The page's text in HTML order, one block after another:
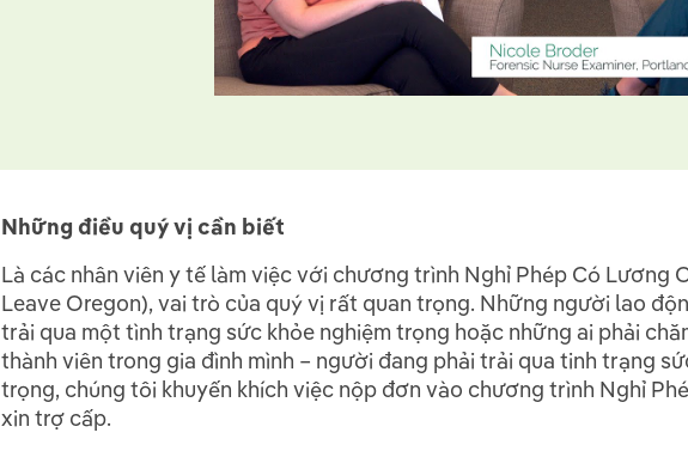
Những điều quý vị cần biết
Là các nhân viên y tế làm việc với chương trình Nghỉ Phép Có Lương
Leave Oregon), vai trò của quý vị rất quan trọng. Những người lao
trải qua một tình trạng sức khỏe nghiệm trọng hoặc những ai phải
thành viên trong gia đình mình – người đang phải trải qua tinh trạng
trọng, chúng tôi khuyến khích việc nộp đơn vào chương trình Nghỉ
xin trợ cấp.